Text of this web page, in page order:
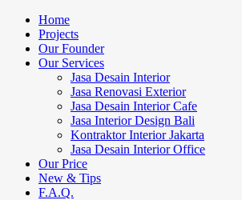
Home
Projects
Our Founder
Our Services
Jasa Desain Interior
Jasa Renovasi Exterior
Jasa Desain Interior Cafe
Jasa Interior Design Bali
Kontraktor Interior Jakarta
Jasa Desain Interior Office
Our Price
New & Tips
F.A.Q.